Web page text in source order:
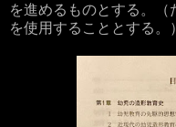
を進めるものとする。
を使用することとする。）